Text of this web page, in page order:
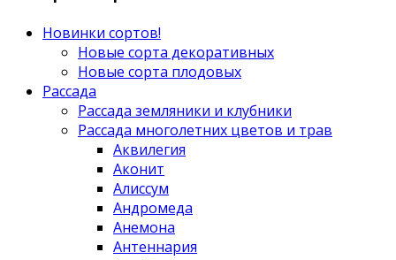
Новинки сортов!
Новые сорта декоративных
Новые сорта плодовых
Рассада
Рассада земляники и клубники
Рассада многолетних цветов и трав
Аквилегия
Аконит
Алиссум
Андромеда
Анемона
Антеннария